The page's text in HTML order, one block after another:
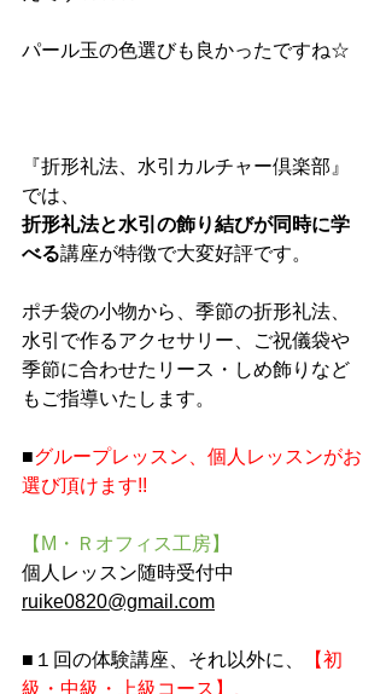
パール玉の色選びも良かったですね☆
『折形礼法、水引カルチャー倶楽部』
では、
折形礼法と水引の飾り結びが同時に学
べる講座が特徴で大変好評です。
ポチ袋の小物から、季節の折形礼法、
水引で作るアクセサリー、ご祝儀袋や
季節に合わせたリース・しめ飾りなど
もご指導いたします。
■グループレッスン、個人レッスンがお
選び頂けます!!
【M・Ｒオフィス工房】
個人レッスン随時受付中
ruike0820@gmail.com
■１回の体験講座、それ以外に、
【初
級・中級・上級コース】、